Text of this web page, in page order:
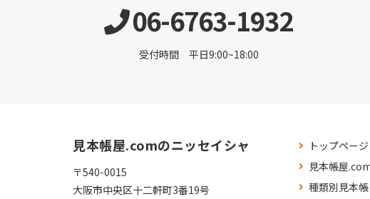
06-6763-1932
受付時間 平日9:00~18:00
見本帳屋.comのニッセイシャ
〒540-0015
大阪市中央区十二軒町3番19号
トップページ
見本帳屋
種類別見本帳